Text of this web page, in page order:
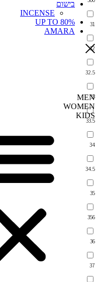
31
32
32.5
33
33.5
34
34.5
35
356
36
37
בישום
INCENSE
UP TO 80%
AMARA
MEN
WOMEN
KIDS